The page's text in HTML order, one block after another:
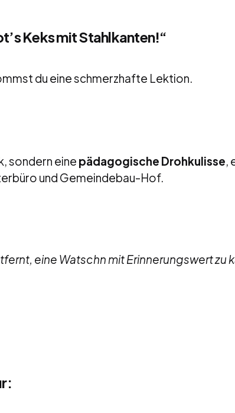
Keks mit Stahlkanten!“
du eine schmerzhafte Lektion.
sondern eine pädagogische Drohkulisse,
und Gemeindebau-Hof.
eine Watschn mit Erinnerungswert zu